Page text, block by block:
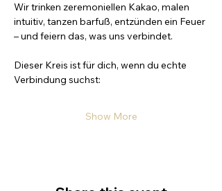
Wir trinken zeremoniellen Kakao, malen
intuitiv, tanzen barfuß, entzünden ein Feuer
– und feiern das, was uns verbindet.
Dieser Kreis ist für dich, wenn du echte
Verbindung suchst:
Show More